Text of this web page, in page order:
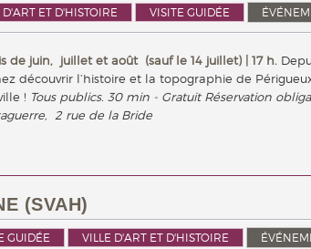
D'ART ET D'HISTOIRE VISITE GUIDÉE
de juin, juillet et août (sauf le 14 juillet) | 17 h.
découvrir l’histoire et la topographie de
! Tous publics. 30 min - Gratuit Réservation
2 rue de la Bride
(SVAH)
GUIDÉE VILLE D'ART ET D'HISTOIRE